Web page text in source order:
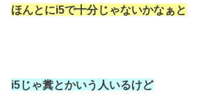
ほんとにi5で十分じゃないかなぁと
i5じゃ糞とかいう人いるけど